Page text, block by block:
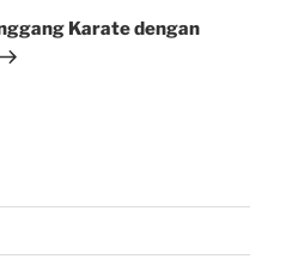
Karate dengan